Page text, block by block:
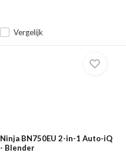
Vergelijk
Ninja BN750EU 2-in-1 Auto-iQ
- Blender